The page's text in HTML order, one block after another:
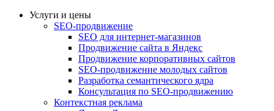
Услуги и цены
SEO-продвижение
SEO для интернет-магазинов
Продвижение сайта в Яндекс
Продвижение корпоративных сайтов
SEO-продвижение молодых сайтов
Разработка семантического ядра
Консультация по SEO-продвижению
Контекстная реклама